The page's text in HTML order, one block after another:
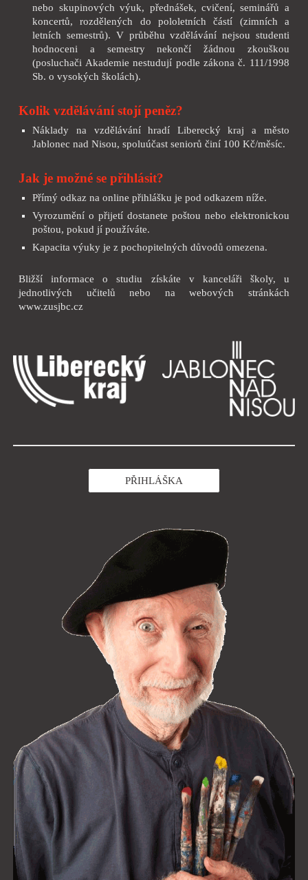
nebo skupinových výuk, přednášek, cvičení, seminářů a
koncertů, rozdělených do pololetních částí (zimních a
letních semestrů). V průběhu vzdělávání nejsou studenti
hodnoceni a semestry nekončí žádnou zkouškou
(posluchači Akademie nestudují podle zákona č. 111/1998
Sb. o vysokých školách).
Kolik vzdělávání stojí peněz?
Náklady na vzdělávání hradí Liberecký kraj a město
Jablonec nad Nisou, spoluúčast seniorů činí 100 Kč/měsíc.
Jak je možné se přihlásit?
Přímý odkaz na online přihlášku je pod odkazem níže.
Vyrozumění o přijetí dostanete poštou nebo elektronickou
poštou, pokud jí používáte.
Kapacita výuky je z pochopitelných důvodů omezena.
Bližší informace o studiu získáte v kanceláři školy, u
jednotlivých učitelů nebo na webových stránkách
www.zusjbc.cz
PŘIHLÁŠKA